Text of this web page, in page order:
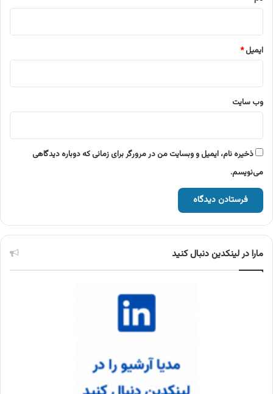
ایمیل*
وب‌ سایت
ذخیره نام، ایمیل و وبسایت من در مرورگر برای زمانی که دوباره دیدگاهی
می‌نویسم.
مارا در لینکدین دنبال کنید